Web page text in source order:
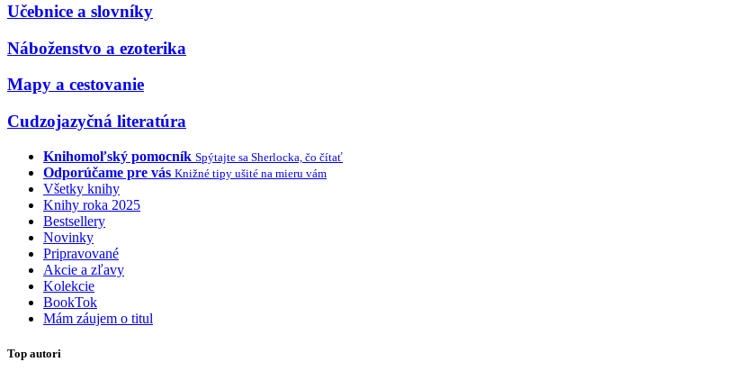
Učebnice a slovníky
Náboženstvo a ezoterika
Mapy a cestovanie
Cudzojazyčná literatúra
Knihomoľský pomocník Spýtajte sa Sherlocka, čo čítať
Odporúčame pre vás Knižné tipy ušité na mieru vám
Všetky knihy
Knihy roka 2025
Bestsellery
Novinky
Pripravované
Akcie a zľavy
Kolekcie
BookTok
Mám záujem o titul
Top autori